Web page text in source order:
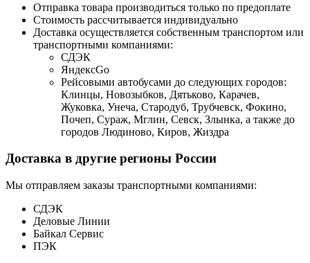
Отправка товара производиться только по предоплате
Стоимость рассчитывается индивидуально
Доставка осуществляется собственным транспортом или
транспортными компаниями:
СДЭК
ЯндексGo
Рейсовыми автобусами до следующих городов:
Клинцы, Новозыбков, Дятьково, Карачев,
Жуковка, Унеча, Стародуб, Трубчевск, Фокино,
Почеп, Сураж, Мглин, Севск, Злынка, а также до
городов Людиново, Киров, Жиздра
Доставка в другие регионы России
Мы отправляем заказы транспортными компаниями:
СДЭК
Деловые Линии
Байкал Сервис
ПЭК